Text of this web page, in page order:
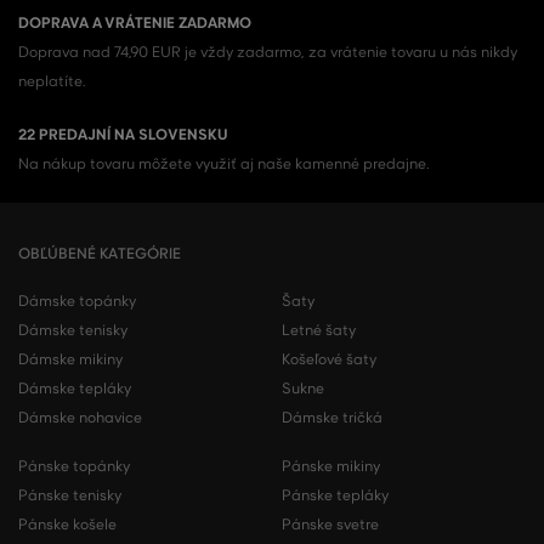
DOPRAVA A VRÁTENIE ZADARMO
Doprava nad 74,90 EUR je vždy zadarmo, za vrátenie tovaru u nás nikdy
neplatíte.
22 PREDAJNÍ NA SLOVENSKU
Na nákup tovaru môžete využiť aj naše kamenné predajne.
OBĽÚBENÉ KATEGÓRIE
Dámske topánky
Dámske tenisky
Dámske mikiny
Dámske tepláky
Dámske nohavice
Šaty
Letné šaty
Košeľové šaty
Sukne
Dámske tričká
Pánske topánky
Pánske tenisky
Pánske košele
Pánske mikiny
Pánske tepláky
Pánske svetre